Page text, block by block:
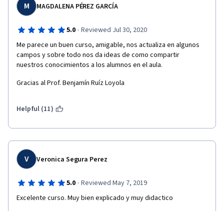
M MAGDALENA PÉREZ GARCÍA
5.0 · Reviewed Jul 30, 2020
Me parece un buen curso, amigable, nos actualiza en algunos
campos y sobre todo nos da ideas de como compartir
nuestros conocimientos a los alumnos en el aula.
Gracias al Prof. Benjamín Ruíz Loyola
Helpful (11)
V Veronica Segura Perez
5.0 · Reviewed May 7, 2019
Excelente curso. Muy bien explicado y muy didactico